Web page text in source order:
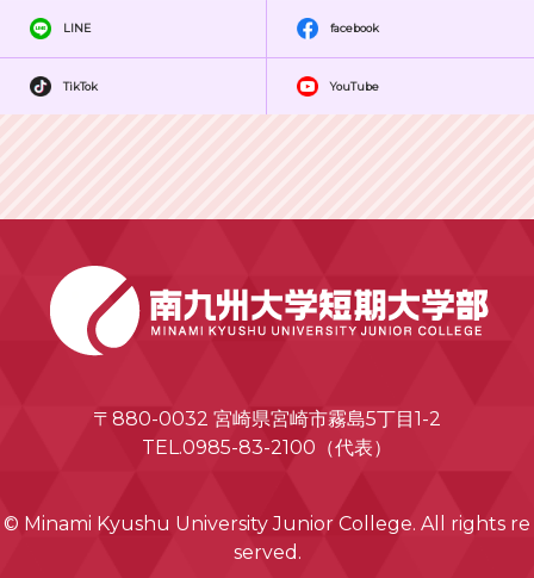
LINE facebook
TikTok YouTube
〒880-0032 宮崎県宮崎市霧島5丁目1-2
TEL.0985-83-2100（代表）
© Minami Kyushu University Junior College. All rights re
served.